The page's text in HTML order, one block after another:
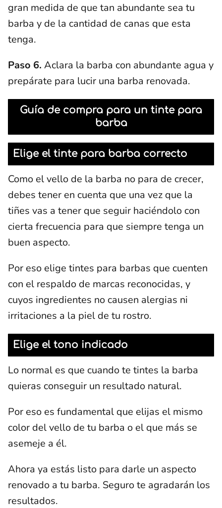
gran medida de que tan abundante sea tu
barba y de la cantidad de canas que esta
tenga.
Paso 6. Aclara la barba con abundante agua y
prepárate para lucir una barba renovada.
Guía de compra para un tinte para
barba
Elige el tinte para barba correcto
Como el vello de la barba no para de crecer,
debes tener en cuenta que una vez que la
tiñes vas a tener que seguir haciéndolo con
cierta frecuencia para que siempre tenga un
buen aspecto.
Por eso elige tintes para barbas que cuenten
con el respaldo de marcas reconocidas, y
cuyos ingredientes no causen alergias ni
irritaciones a la piel de tu rostro.
Elige el tono indicado
Lo normal es que cuando te tintes la barba
quieras conseguir un resultado natural.
Por eso es fundamental que elijas el mismo
color del vello de tu barba o el que más se
asemeje a él.
Ahora ya estás listo para darle un aspecto
renovado a tu barba. Seguro te agradarán los
resultados.